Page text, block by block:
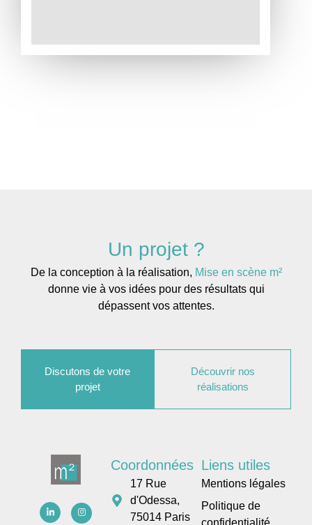
Un projet ?
De la conception à la réalisation, Mise en scène m²
donne vie à vos idées pour des résultats qui
dépassent vos attentes.
Découvrir nos
réalisations
Discutons de votre
projet
Coordonnées
17 Rue
d'Odessa,
75014 Paris
Liens utiles
Mentions légales
Politique de
confidentialité